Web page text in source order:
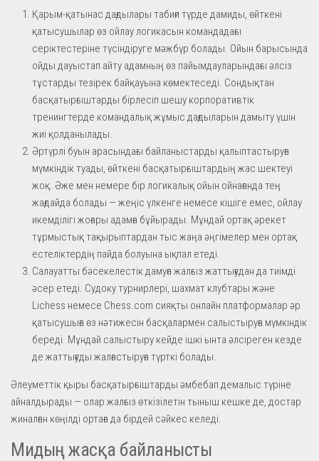
Қарым-қатынас дағдылары табиғи түрде дамиды, өйткені
қатысушылар өз ойлау логикасын командадағы
серіктестеріне түсіндіруге мәжбүр болады. Ойын барысында
ойды дауыстап айту адамның өз пайымдауларындағы әлсіз
тұстарды тезірек байқауына көмектеседі. Сондықтан
басқатырғыштарды бірлесіп шешу корпоративтік
тренингтерде командалық жұмыс дағдыларын дамыту үшін
жиі қолданылады.
Әртүрлі буын арасындағы байланыстарды қалыптастыруға
мүмкіндік туады, өйткені басқатырғыштардың жас шектеуі
жоқ. Әже мен немере бір логикалық ойын ойнағанда тең
жағдайда болады — жеңіс үлкенге немесе кішіге емес, ойлау
икемділігі жоғары адамға бұйырады. Мұндай ортақ әрекет
тұрмыстық тақырыптардан тыс жаңа әңгімелер мен ортақ
естеліктердің пайда болуына ықпал етеді.
Салауатты бәсекелестік дамуға жалғыз жаттығудан да тиімді
әсер етеді. Судоку турнирлері, шахмат клубтары және
Lichess немесе Chess.com сияқты онлайн платформалар әр
қатысушыға өз нәтижесін басқалармен салыстыруға мүмкіндік
береді. Мұндай салыстыру кейде ішкі ынта әлсіреген кезде
де жаттығуды жалғастыруға түрткі болады.
Әлеуметтік қыры басқатырғыштарды әмбебап демалыс түріне
айналдырады — олар жалғыз өткізілетін тыныш кешке де, достар
жиналған көңілді ортаға да бірдей сәйкес келеді.
Мидың жасқа байланысты